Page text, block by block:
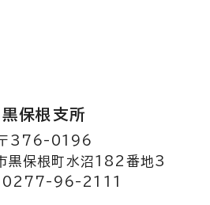
黒保根支所
376-0196
黒保根町水沼182番地3
0277-96-2111